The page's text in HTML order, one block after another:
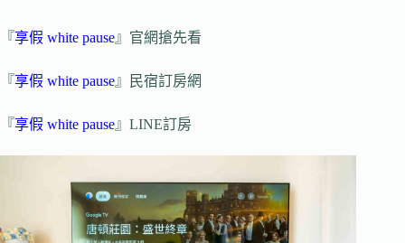
『享假 white pause』官網搶先看
『享假 white pause』民宿訂房網
『享假 white pause』LINE訂房